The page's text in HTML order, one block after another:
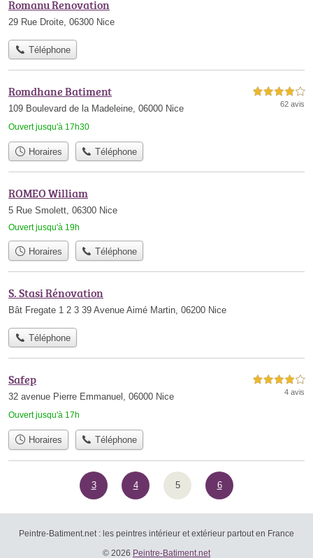
Romanu Renovation
29 Rue Droite, 06300 Nice
Téléphone
Romdhane Batiment
109 Boulevard de la Madeleine, 06000 Nice
Ouvert jusqu'à 17h30
4,0 étoiles sur 5
62 avis
Horaires Téléphone
ROMEO William
5 Rue Smolett, 06300 Nice
Ouvert jusqu'à 19h
Horaires Téléphone
S. Stasi Rénovation
Bât Fregate 1 2 3 39 Avenue Aimé Martin, 06200 Nice
Téléphone
Safep
32 avenue Pierre Emmanuel, 06000 Nice
Ouvert jusqu'à 17h
4,0 étoiles sur 5
4 avis
Horaires Téléphone
3 4 5 6
Peintre-Batiment.net : les peintres intérieur et extérieur partout en France
© 2026 Peintre-Batiment.net